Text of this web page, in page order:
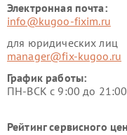
Электронная почта:
info@kugoo-fixim.ru
для юридических лиц
manager@fix-kugoo.ru
График работы:
ПН-ВСК с 9:00 до
Рейтинг сервисного